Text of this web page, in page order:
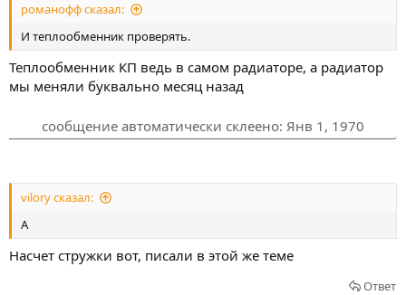
романофф сказал:
И теплообменник проверять.
Теплообменник КП ведь в самом радиаторе, а радиатор
мы меняли буквально месяц назад
сообщение автоматически склеено: Янв 1, 1970
vilory сказал:
А
Насчет стружки вот, писали в этой же теме
Ответ